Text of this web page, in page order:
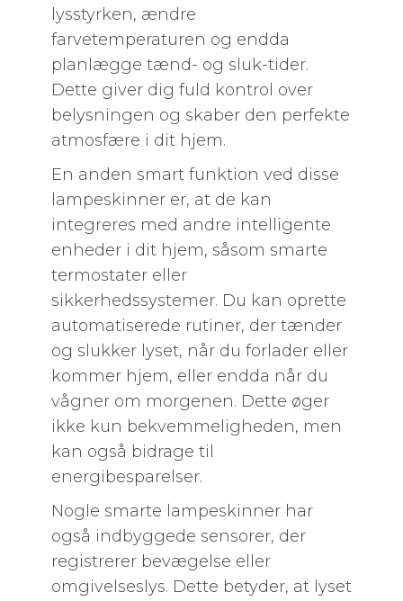
lysstyrken, ændre
farvetemperaturen og endda
planlægge tænd- og sluk-tider.
Dette giver dig fuld kontrol over
belysningen og skaber den perfekte
atmosfære i dit hjem.
En anden smart funktion ved disse
lampeskinner er, at de kan
integreres med andre intelligente
enheder i dit hjem, såsom smarte
termostater eller
sikkerhedssystemer. Du kan oprette
automatiserede rutiner, der tænder
og slukker lyset, når du forlader eller
kommer hjem, eller endda når du
vågner om morgenen. Dette øger
ikke kun bekvemmeligheden, men
kan også bidrage til
energibesparelser.
Nogle smarte lampeskinner har
også indbyggede sensorer, der
registrerer bevægelse eller
omgivelseslys. Dette betyder, at lyset